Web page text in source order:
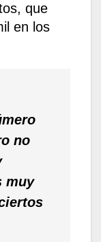
que
en los
no
muy